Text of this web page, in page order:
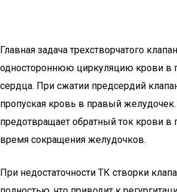
Главная задача трехстворчатого
одностороннюю циркуляцию крови в
сердца. При сжатии предсердий
пропуская кровь в правый
предотвращает обратный ток крови в
время сокращения желудочков.
При недостаточности ТК створки